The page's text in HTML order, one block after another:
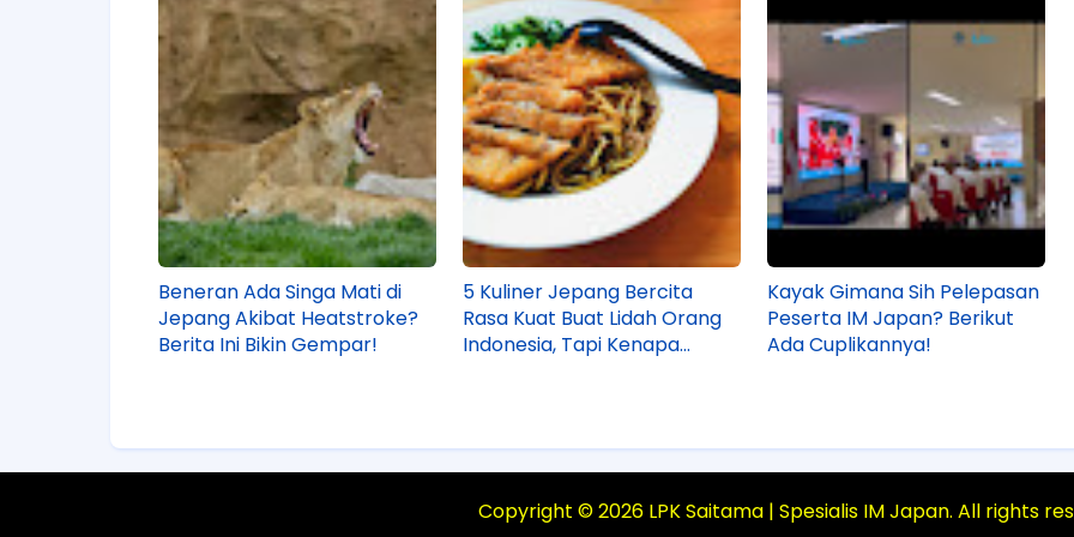
Beneran Ada Singa Mati di
Jepang Akibat Heatstroke?
Berita Ini Bikin Gempar!
5 Kuliner Jepang Bercita
Rasa Kuat Buat Lidah Orang
Indonesia, Tapi Kenapa
Kayak Gimana Sih Pelepasan
Peserta IM Japan? Berikut
Ada Cuplikannya!
Copyright ©2026 LPK Saitama | Spesialis IM Japan. All rights